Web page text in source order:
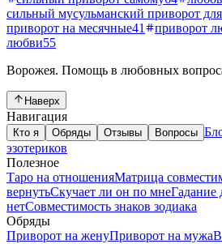
сильный мусульманский приворот
приворот на месячные41 приворот
любви55
Ворожея. Помощь в любовных
Наверх
Навигация
Кто я Обряды Отзывы Вопросы
эзотериков
Полезное
Таро на отношенияМатрица
вернутьСкучает ли он по мнеГадание
нетСовместимость знаков зодиака
Обряды
Приворот на женуПриворот на мужа